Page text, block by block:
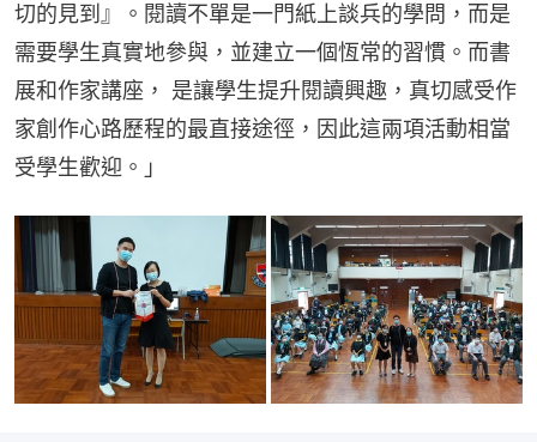
切的見到』。閱讀不單是一門紙上談兵的學問，而是
需要學生真實地參與，並建立一個恆常的習慣。而書
展和作家講座， 是讓學生提升閱讀興趣，真切感受作
家創作心路歷程的最直接途徑，因此這兩項活動相當
受學生歡迎。」